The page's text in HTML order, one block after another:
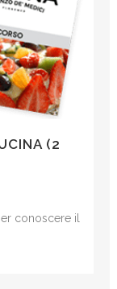
(2
conoscere il